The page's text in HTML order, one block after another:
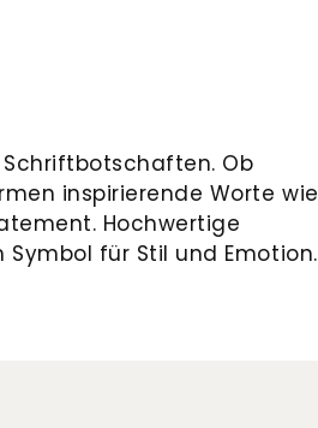
Ob
inspirierende Worte wie
Hochwertige
für Stil und Emotion.